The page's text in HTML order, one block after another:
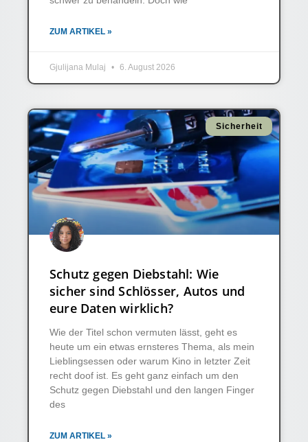
ZUM ARTIKEL »
Gjulijana Mulaj 6. August 2026
Sicherheit
Schutz gegen Diebstahl: Wie
sicher sind Schlösser, Autos und
eure Daten wirklich?
Wie der Titel schon vermuten lässt, geht es
heute um ein etwas ernsteres Thema, als mein
Lieblingsessen oder warum Kino in letzter Zeit
recht doof ist. Es geht ganz einfach um den
Schutz gegen Diebstahl und den langen Finger
des
ZUM ARTIKEL »